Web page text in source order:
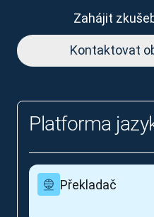
Zahájit
Kontaktovat
Platforma
Překladač